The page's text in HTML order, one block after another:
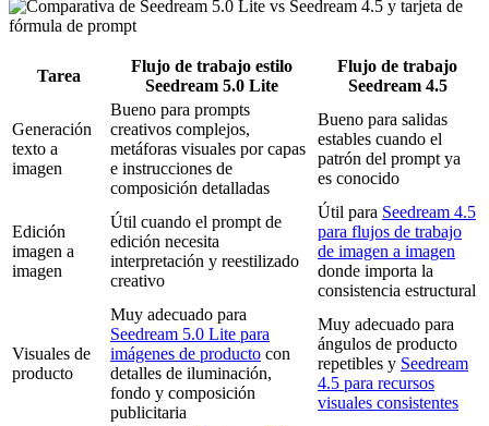
Tarea
Flujo de trabajo estilo
Seedream 5.0 Lite
Flujo de trabajo
Seedream 4.5
Generación
texto a
imagen
Bueno para prompts
creativos complejos,
metáforas visuales por capas
e instrucciones de
composición detalladas
Bueno para salidas
estables cuando el
patrón del prompt ya
es conocido
Edición
imagen a
imagen
Útil cuando el prompt de
edición necesita
interpretación y reestilizado
creativo
Útil para Seedream 4.5
para flujos de trabajo
de imagen a imagen
donde importa la
consistencia estructural
Visuales de
producto
Muy adecuado para
Seedream 5.0 Lite para
imágenes de producto con
detalles de iluminación,
fondo y composición
publicitaria
Muy adecuado para
ángulos de producto
repetibles y Seedream
4.5 para recursos
visuales consistentes